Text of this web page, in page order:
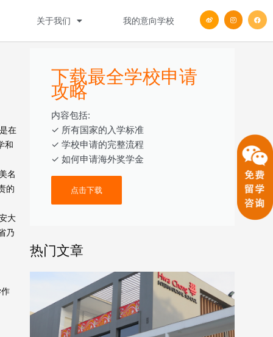
关于我们 我的意向学校
W
e
o
I
n
a
F
a
b
在
和
名
的
大
乃
下载最全学校申请
攻略
内容包括:
‎‏‏‎‎‏‏‎‎‏✓ ‎所有国家的入学标准
✓ 学校申请的完整流程
✓ 如何申请海外奖学金
点击下载
热门文章